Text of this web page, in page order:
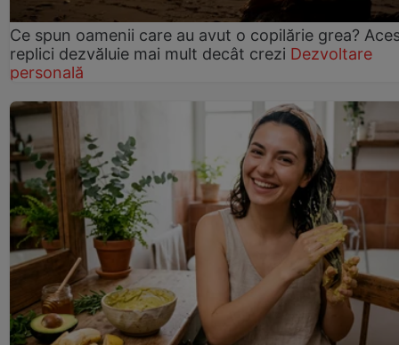
Ce spun oamenii care au avut o copilărie grea?
replici dezvăluie mai mult decât crezi Dezvoltare
personală